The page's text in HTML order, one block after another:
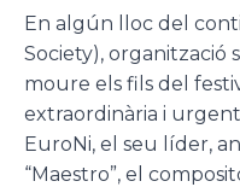
En algún lloc del
Society), organització
moure els fils del
extraordinària i
EuroNi, el seu líder,
“Maestro”, el